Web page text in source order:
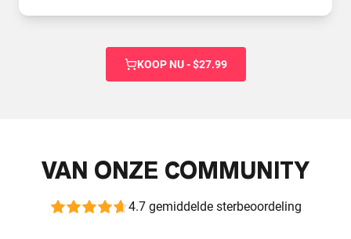
KOOP NU - $27.99
VAN ONZE COMMUNITY
4.7 gemiddelde sterbeoordeling